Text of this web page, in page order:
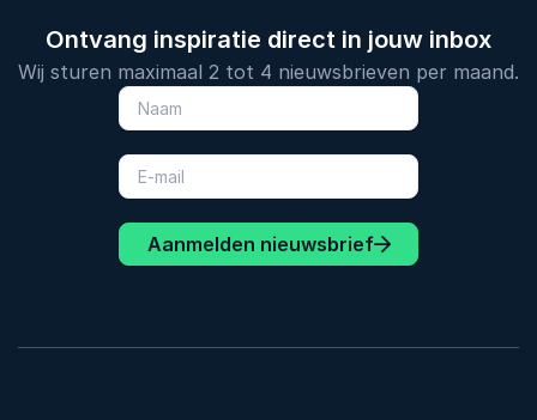
Ontvang inspiratie direct in jouw inbox
Wij sturen maximaal 2 tot 4 nieuwsbrieven per maand.
Aanmelden nieuwsbrief